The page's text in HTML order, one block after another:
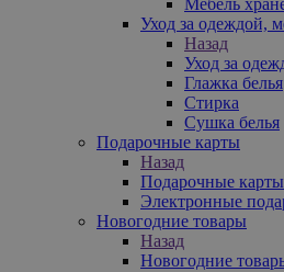
Уход за одеждой,
Назад
Уход за
Глажка белья
Стирка
Сушка белья
Подарочные карты
Назад
Подарочные карты
Электронные
Новогодние товары
Назад
Новогодние